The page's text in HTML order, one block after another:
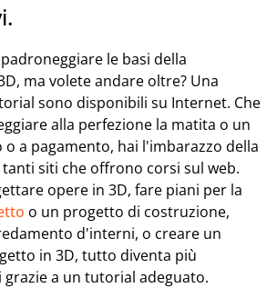
le basi della
ma volete andare oltre? Una
sono disponibili su Internet. Che
alla perfezione la matita o un
a pagamento, hai l'imbarazzo della
siti che offrono corsi sul web.
opere in 3D, fare piani per la
o un progetto di costruzione,
d'interni, o creare un
in 3D, tutto diventa più
grazie a un tutorial adeguato.